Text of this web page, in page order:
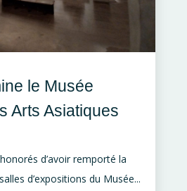
le Musée
Arts Asiatiques
d’avoir remporté la
d’expositions du Musée...